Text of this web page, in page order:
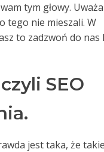
tym głowy.
tego nie mieszali. W
to zadzwoń do nas
SEO
jest taka, że